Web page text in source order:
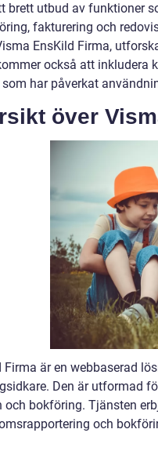
brett utbud av funktioner
fakturering och
EnsKild Firma,
också att
har påverkat
över
Firma är en webbaserad
Den är utformad
och bokföring. Tjänsten
och